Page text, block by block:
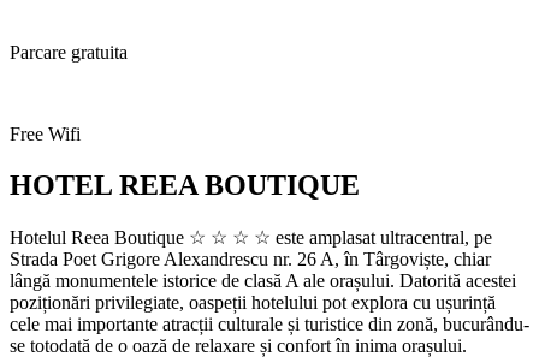
Parcare gratuita
Free Wifi
HOTEL REEA BOUTIQUE
Hotelul Reea Boutique ☆ ☆ ☆ ☆ este amplasat ultracentral, pe
Strada Poet Grigore Alexandrescu nr. 26 A, în Târgoviște, chiar
lângă monumentele istorice de clasă A ale orașului. Datorită acestei
poziționări privilegiate, oaspeții hotelului pot explora cu ușurință
cele mai importante atracții culturale și turistice din zonă, bucurându-
se totodată de o oază de relaxare și confort în inima orașului.